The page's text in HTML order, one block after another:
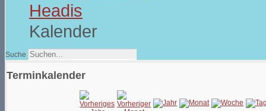
Headis
Kalender
Suche
Terminkalender